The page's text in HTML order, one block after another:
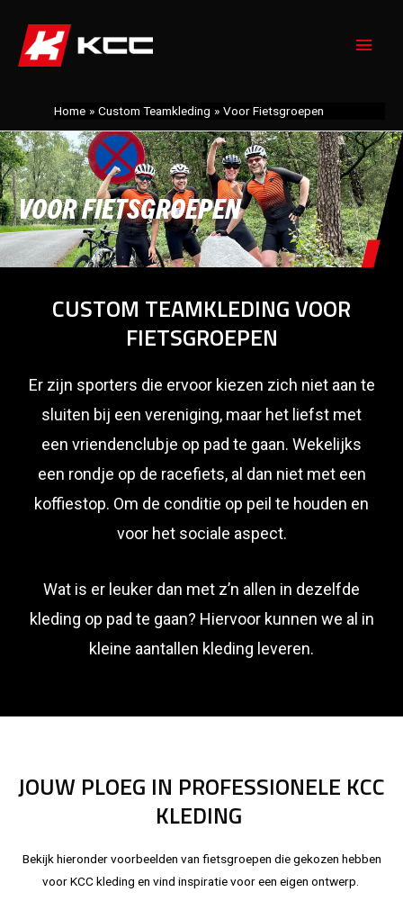
inhoud
Home Custom Teamkleding Voor Fietsgroepen
VOOR FIETSGROEPEN
CUSTOM TEAMKLEDING VOOR
FIETSGROEPEN
Er zijn sporters die ervoor kiezen zich niet aan te
sluiten bij een vereniging, maar het liefst met
een vriendenclubje op pad te gaan. Wekelijks
een rondje op de racefiets, al dan niet met een
koffiestop. Om de conditie op peil te houden en
voor het sociale aspect.
Wat is er leuker dan met z’n allen in dezelfde
kleding op pad te gaan? Hiervoor kunnen we al in
kleine aantallen kleding leveren.
JOUW PLOEG IN PROFESSIONELE KCC
KLEDING
Bekijk hieronder voorbeelden van fietsgroepen die gekozen hebben
voor KCC kleding en vind inspiratie voor een eigen ontwerp.